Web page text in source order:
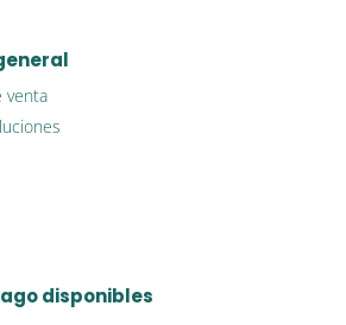
venta
disponibles